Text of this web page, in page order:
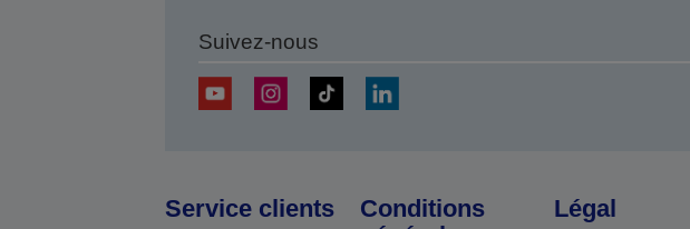
Suivez-nous
Service clients
Conditions
Légal